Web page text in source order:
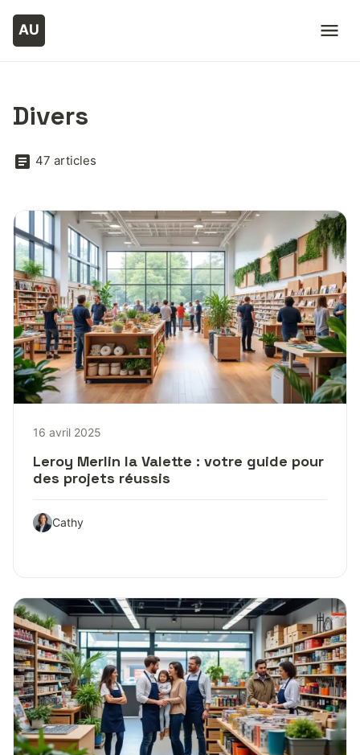
Divers
47 articles
16 avril 2025
Leroy Merlin la Valette : votre guide pour
des projets réussis
Cathy